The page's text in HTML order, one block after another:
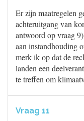
Er zijn maatregelen
achteruitgang van
antwoord op vraag
aan instandhouding
merk ik op dat de
landen een
te treffen om
Vraag 11